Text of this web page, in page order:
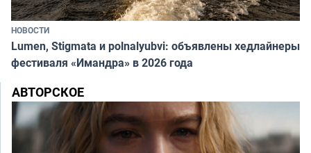
НОВОСТИ
Lumen, Stigmata и polnalyubvi: объявлены хедлайнеры
фестиваля «Имандра» в 2026 года
АВТОРСКОЕ